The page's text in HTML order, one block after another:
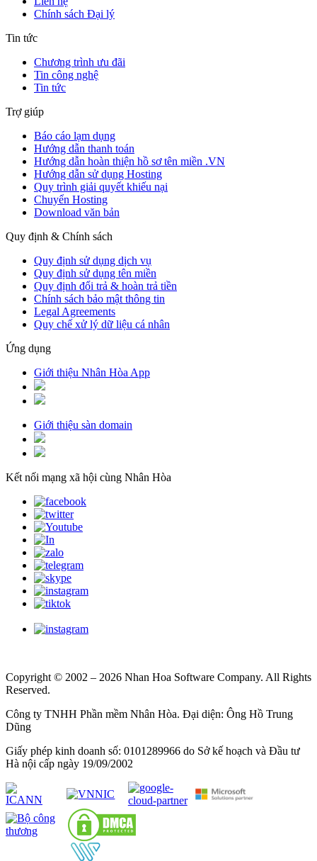
Chính sách Đại lý
Tin tức
Chương trình ưu đãi
Tin công nghệ
Tin tức
Trợ giúp
Báo cáo lạm dụng
Hướng dẫn thanh toán
Hướng dẫn hoàn thiện hồ sơ tên miền .VN
Hướng dẫn sử dụng Hosting
Quy trình giải quyết khiếu nại
Chuyển Hosting
Download văn bản
Quy định & Chính sách
Quy định sử dụng dịch vụ
Quy định sử dụng tên miền
Quy định đổi trả & hoàn trả tiền
Chính sách bảo mật thông tin
Legal Agreements
Quy chế xử lý dữ liệu cá nhân
Ứng dụng
Giới thiệu Nhân Hòa App
Giới thiệu sàn domain
Kết nối mạng xã hội cùng Nhân Hòa
Copyright © 2002 – 2026 Nhan Hoa Software Company. All Rights
Reserved.
Công ty TNHH Phần mềm Nhân Hòa. Đại diện: Ông Hồ Trung
Dũng
Giấy phép kinh doanh số: 0101289966 do Sở kế hoạch và Đầu tư
Hà nội cấp ngày 19/09/2002